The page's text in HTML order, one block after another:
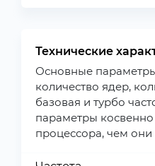
Технические
Основные
количество ядер,
базовая и турбо
параметры косвенно
процессора, чем